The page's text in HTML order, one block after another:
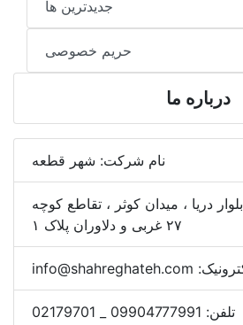
جدیدترین ها
حریم خصوصی
درباره ما
نام شرکت: شهر قطعه
دریا ، میدان کوثر ، تقاطع کوچه
۲۷ غربی و دلاوران پلاک ۱
info@shahreghateh.com
تلفن: 09904777991 _ 02179701